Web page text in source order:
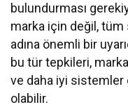
bulundurması
marka için değil,
adına önemli bir
bu tür tepkileri,
ve daha iyi
olabilir.